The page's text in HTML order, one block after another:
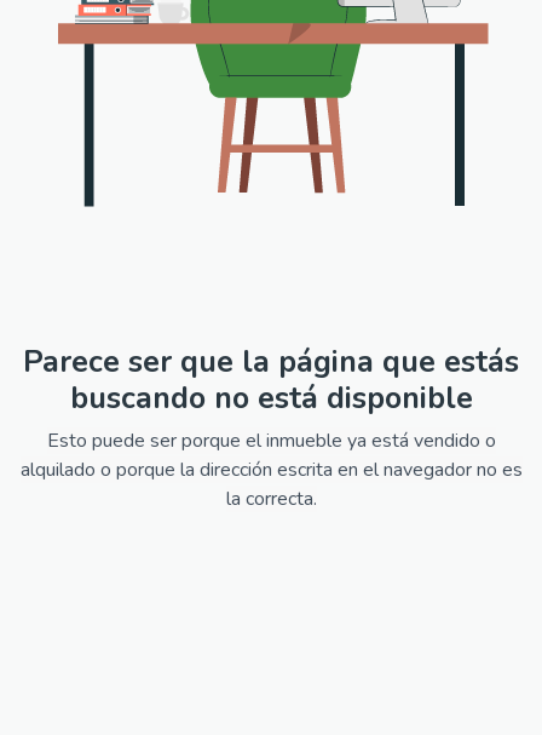
Parece ser que la página que estás
buscando no está disponible
Esto puede ser porque el inmueble ya está vendido o
alquilado o porque la dirección escrita en el navegador no es
la correcta.